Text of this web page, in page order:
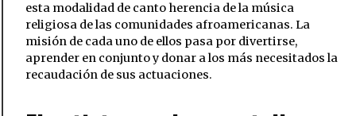
esta modalidad de canto herencia de la música
religiosa de las comunidades afroamericanas. La
misión de cada uno de ellos pasa por divertirse,
aprender en conjunto y donar a los más necesitados la
recaudación de sus actuaciones.